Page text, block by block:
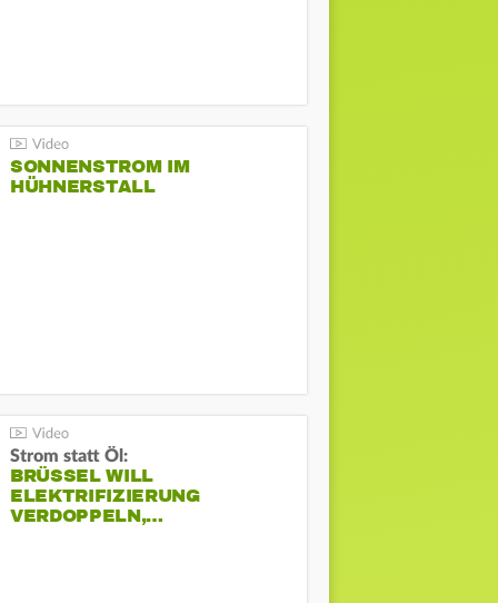
SONNENSTROM IM
HÜHNERSTALL
Strom statt Öl:
BRÜSSEL WILL
ELEKTRIFIZIERUNG
VERDOPPELN,…